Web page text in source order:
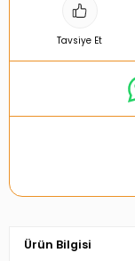
Tavsiye Et
Ürün Bilgisi